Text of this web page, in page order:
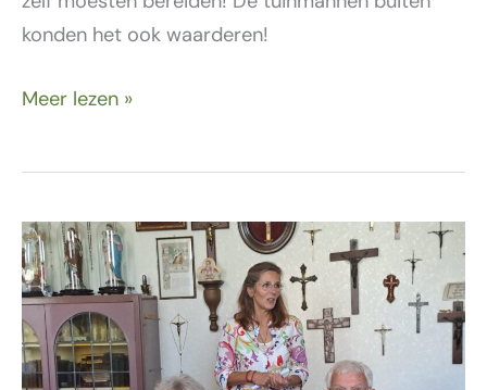
konden het ook waarderen!
Meer lezen »
2
september
–
Informatie
over